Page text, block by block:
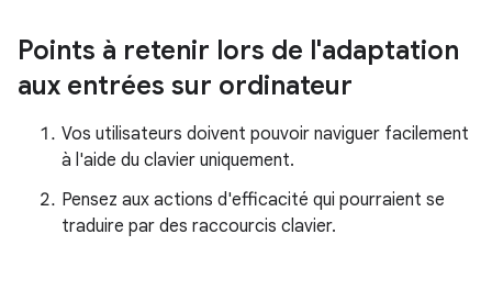
Points à retenir lors de l'adaptation
aux entrées sur ordinateur
Vos utilisateurs doivent pouvoir naviguer facilement
à l'aide du clavier uniquement.
Pensez aux actions d'efficacité qui pourraient se
traduire par des raccourcis clavier.